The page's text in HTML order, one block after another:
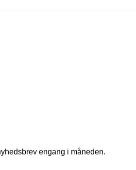
engang i måneden.